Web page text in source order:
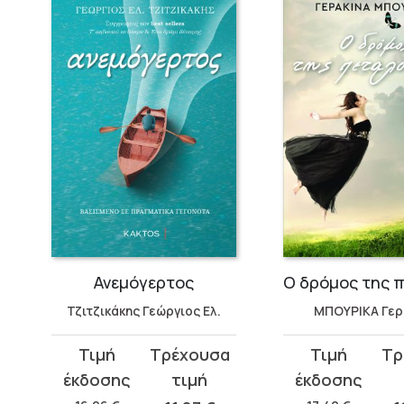
Ανεμόγερτος
Τζιτζικάκης Γεώργιος Ελ.
Original
price
τρέχουσα
ΜΠΟΥΡΙΚΑ
Original
price
τρέχουσα